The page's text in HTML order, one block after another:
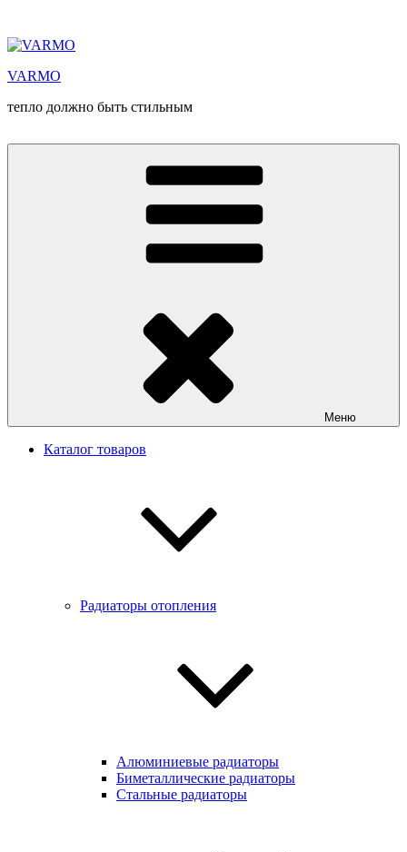
содержимому
VARMO
тепло должно быть стильным
Меню
Каталог товаров
Радиаторы отопления
Алюминиевые радиаторы
Биметаллические радиаторы
Стальные радиаторы